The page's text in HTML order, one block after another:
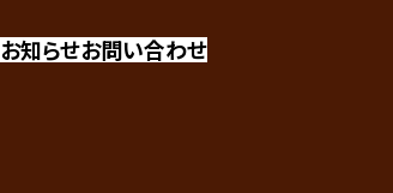
お知らせお問い合わせ